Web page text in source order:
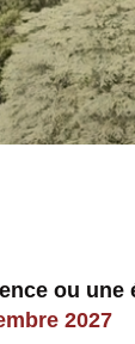
ou une
2027